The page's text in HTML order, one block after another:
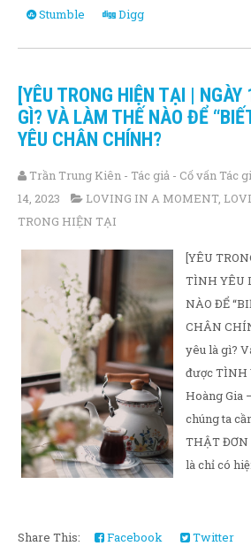
Stumble
Digg
[YÊU TRONG HIỆN TẠI |
GÌ? VÀ LÀM THẾ NÀO ĐỂ
YÊU CHÂN CHÍNH?
Trần Trung Kiên - Tác giả - Cố vấn Tác
14, 2023
LOVING IN A MOMENT,
TRONG HIỆN TẠI
[YÊU
TÌNH YÊU
NÀO ĐỂ
CHÂN
yêu là gì?
được TÌNH
Hoàng Gia
chúng ta
THẬT ĐƠN
là chỉ có
Share This: Facebook Twitter